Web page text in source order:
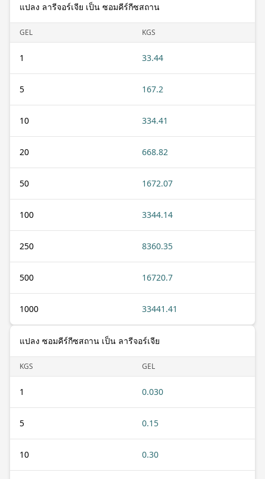
แปลง ลารีจอร์เจีย เป็น ซอมคีร์กีซสถาน
GEL KGS
1 33.44
5 167.2
10 334.41
20 668.82
50 1672.07
100 3344.14
250 8360.35
500 16720.7
1000 33441.41
แปลง ซอมคีร์กีซสถาน เป็น ลารีจอร์เจีย
KGS GEL
1 0.030
5 0.15
10 0.30